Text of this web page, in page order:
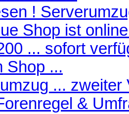
!
Shop ist
... sofort
Shop ...
... zweiter
&